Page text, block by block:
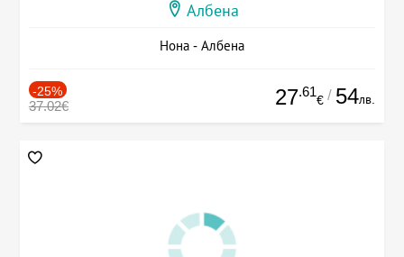
Албена
Нона - Албена
-25%
37.02€ 27.61
€ / 54лв.